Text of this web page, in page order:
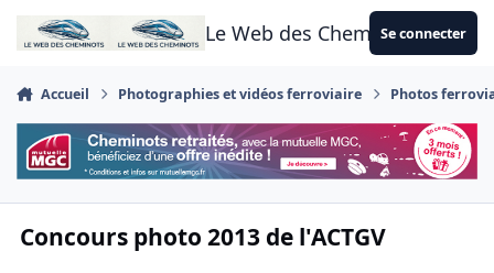
Aller au contenu
Le Web des CheminotsSe connecter
Accueil Photographies et vidéos ferroviaire Photos
Concours photo 2013 de l'ACTGV